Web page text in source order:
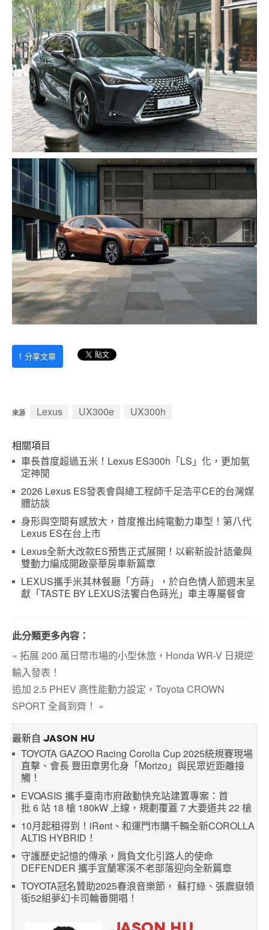
f 分享文章
來源 Lexus UX300e UX300h
相關項目
車長首度超過五米！Lexus ES300h「LS」化，更加氣
定神閒
2026 Lexus ES發表會與總工程師千足浩平CE的台灣媒
體訪談
身形與空間有感放大，首度推出純電動力車型！第八代
Lexus ES在台上市
Lexus全新大改款ES預售正式展開！以嶄新設計語彙與
雙動力編成開啟豪華房車新篇章
LEXUS攜手米其林餐廳「方蒔」，於白色情人節週末呈
獻「TASTE BY LEXUS法饗白色蒔光」車主專屬餐會
此分類更多內容：
« 拓展 200 萬日幣市場的小型休旅，Honda WR-V 日規逆
輸入發表！
追加 2.5 PHEV 高性能動力設定，Toyota CROWN
SPORT 全員到齊！ »
最新自 JASON HU
TOYOTA GAZOO Racing Corolla Cup 2025統規賽現場
直擊、會長 豐田章男化身「Morizo」與民眾近距離接
觸！
EVOASIS 攜手臺南市府啟動快充站建置專案：首
批 6 站 18 槍 180kW 上線，規劃覆蓋 7 大要道共 22 槍
10月起租得到！iRent、和運門市購千輛全新COROLLA
ALTIS HYBRID！
守護歷史記憶的傳承，肩負文化引路人的使命
DEFENDER 攜手宜蘭寒溪不老部落迎向全新篇章
TOYOTA冠名贊助2025春浪音樂節， 蘇打綠、張震嶽領
銜52組夢幻卡司輪番開唱！